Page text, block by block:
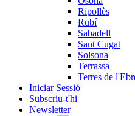
Ripollès
Rubí
Sabadell
Sant Cugat
Solsona
Terrassa
Terres de
Iniciar Sessió
Subscriu-t'hi
Newsletter